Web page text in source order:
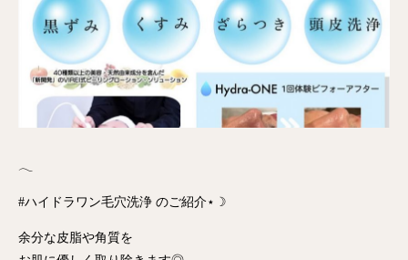
𓂃
#ハイドラワン毛穴洗浄 のご紹介⋆☽
余分な皮脂や角質を